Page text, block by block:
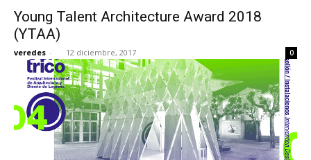
Young Talent Architecture Award 2018
(YTAA)
veredes - 12 diciembre, 2017 0